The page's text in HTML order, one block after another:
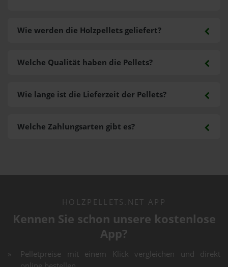
Wie werden die Holzpellets geliefert?
Welche Zahlungsarten gibt es?
Welche Qualität haben die Pellets?
Wie lange ist die Lieferzeit der Pellets?
HOLZPELLETS.NET APP
Kennen Sie schon unsere kostenlose
App?
Pelletpreise mit einem Klick vergleichen und direkt